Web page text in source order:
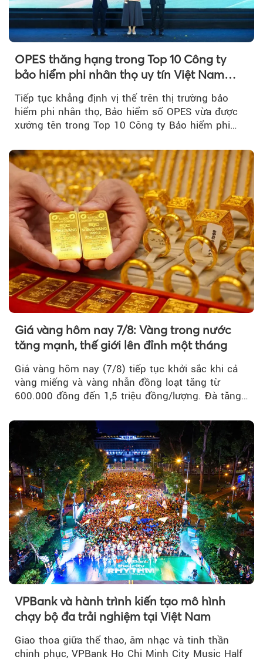
OPES thăng hạng trong Top 10 Công ty
bảo hiểm phi nhân thọ uy tín Việt Nam
Tiếp tục khẳng định vị thế trên thị trường bảo
hiểm phi nhân thọ, Bảo hiểm số OPES vừa được
xướng tên trong Top 10 Công ty Bảo hiểm phi
Giá vàng hôm nay 7/8: Vàng trong nước
tăng mạnh, thế giới lên đỉnh một tháng
Giá vàng hôm nay (7/8) tiếp tục khởi sắc khi cả
vàng miếng và vàng nhẫn đồng loạt tăng từ
600.000 đồng đến 1,5 triệu đồng/lượng. Đà tăng
vàng thế giới bứt phá lên mức cao nhất trong
một tháng.
VPBank và hành trình kiến tạo mô hình
chạy bộ đa trải nghiệm tại Việt Nam
Giao thoa giữa thể thao, âm nhạc và tinh thần
chinh phục, VPBank Ho Chi Minh City Music Half